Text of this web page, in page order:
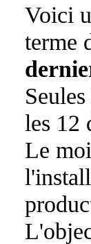
Voici
terme
les 12
Le